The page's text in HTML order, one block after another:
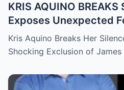
KRIS AQUINO BREAKS
Exposes Unexpected
What She Left for Ex-
and Philip Salvador
Kris Aquino Breaks Her
Shocking Exclusion of